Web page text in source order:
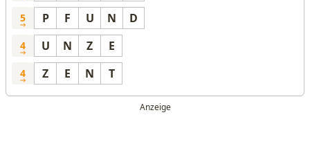
5 P F U N D
4 U N Z E
4 Z E N T